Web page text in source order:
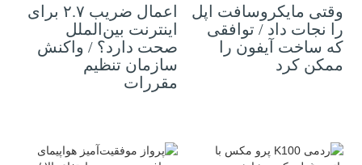
وقتی مایکروسافت اپل
را نجات داد / توافقی
که ساخت آیفون را
ممکن کرد
اعمال ضریب ۲.۷ برای
اینترنت بین‌الملل
صحت دارد؟ / واکنش
سازمان تنظیم
مقررات